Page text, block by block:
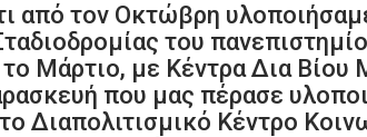
από τον Οκτώβρη
του
Μάρτιο, με Κέντρα Δια Βίου
που μας πέρασε
Διαπολιτισμικό Κέντρο